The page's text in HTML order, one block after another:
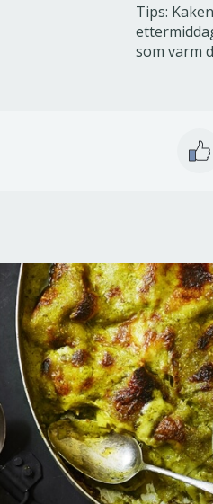
Tips:
som varm
all verden så “Ser lekkert ut,